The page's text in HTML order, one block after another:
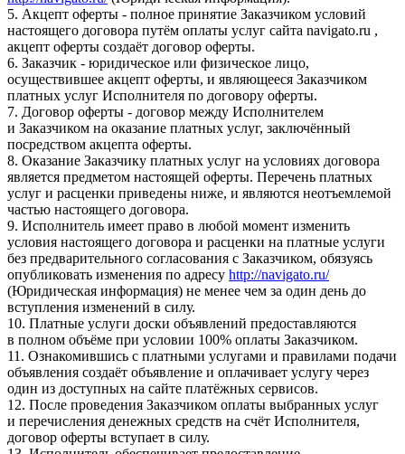
5. Акцепт оферты - полное принятие Заказчиком условий
настоящего договора путём оплаты услуг сайта navigato.ru ,
акцепт оферты создаёт договор оферты.
6. Заказчик - юридическое или физическое лицо,
осуществившее акцепт оферты, и являющееся Заказчиком
платных услуг Исполнителя по договору оферты.
7. Договор оферты - договор между Исполнителем
и Заказчиком на оказание платных услуг, заключённый
посредством акцепта оферты.
8. Оказание Заказчику платных услуг на условиях договора
является предметом настоящей оферты. Перечень платных
услуг и расценки приведены ниже, и являются неотъемлемой
частью настоящего договора.
9. Исполнитель имеет право в любой момент изменить
условия настоящего договора и расценки на платные услуги
без предварительного согласования с Заказчиком, обязуясь
опубликовать изменения по адресу http://navigato.ru/
(Юридическая информация) не менее чем за один день до
вступления изменений в силу.
10. Платные услуги доски объявлений предоставляются
в полном объёме при условии 100% оплаты Заказчиком.
11. Ознакомившись с платными услугами и правилами подачи
объявления создаёт объявление и оплачивает услугу через
один из доступных на сайте платёжных сервисов.
12. После проведения Заказчиком оплаты выбранных услуг
и перечисления денежных средств на счёт Исполнителя,
договор оферты вступает в силу.